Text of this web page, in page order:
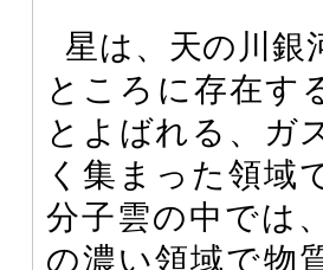
星は、天の川銀
ところに存在す
とよばれる、ガ
く集まった領域
分子雲の中では
の濃い領域で物